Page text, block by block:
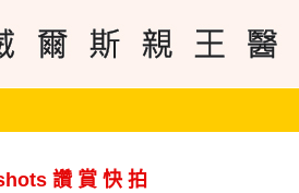
讚 賞 快 拍